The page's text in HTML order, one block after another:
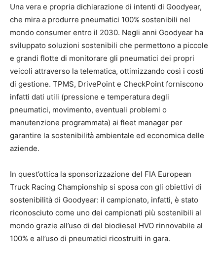
Una vera e propria dichiarazione di intenti di Goodyear,
che mira a produrre pneumatici 100% sostenibili nel
mondo consumer entro il 2030. Negli anni Goodyear ha
sviluppato soluzioni sostenibili che permettono a piccole
e grandi flotte di monitorare gli pneumatici dei propri
veicoli attraverso la telematica, ottimizzando così i costi
di gestione. TPMS, DrivePoint e CheckPoint forniscono
infatti dati utili (pressione e temperatura degli
pneumatici, movimento, eventuali problemi o
manutenzione programmata) ai fleet manager per
garantire la sostenibilità ambientale ed economica delle
aziende.
In quest’ottica la sponsorizzazione del FIA European
Truck Racing Championship si sposa con gli obiettivi di
sostenibilità di Goodyear: il campionato, infatti, è stato
riconosciuto come uno dei campionati più sostenibili al
mondo grazie all’uso di del biodiesel HVO rinnovabile al
100% e all’uso di pneumatici ricostruiti in gara.